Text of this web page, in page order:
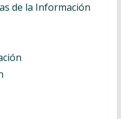
de la Información